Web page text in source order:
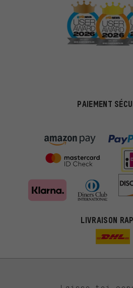
PAIEMENT
LIVRAISON